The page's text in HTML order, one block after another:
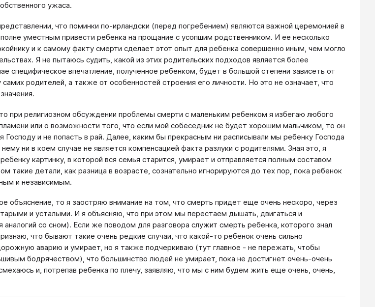
ужаса.
что поминки по-ирландски (перед погребением) являются важной церемонией в
уместным привести ребенка на прощание с усопшим родственником. И ее несколько
и к самому факту смерти сделает этот опыт для ребенка совершенно иным, чем могло
Я не пытаюсь судить, какой из этих родительских подходов является более
специфическое впечатление, полученное ребенком, будет в большой степени зависеть от
родителей, а также от особенностей строения его личности. Но это не означает, что
при религиозном обсуждении проблемы смерти с маленьким ребенком я избегаю любого
или о возможности того, что если мой собеседник не будет хорошим мальчиком, то он
Господу и не попасть в рай. Далее, каким бы прекрасным ни расписывали мы ребенку Господа
ни в коем случае не является компенсацией факта разлуки с родителями. Зная это, я
картинку, в которой вся семья старится, умирает и отправляется полным составом
такие детали, как разница в возрасте, сознательно игнорируются до тех пор, пока ребенок
и независимым.
объяснение, то я заостряю внимание на том, что смерть придет еще очень нескоро, через
и усталыми. И я объясняю, что при этом мы перестаем дышать, двигаться и
аналогий со сном). Если же поводом для разговора служит смерть ребенка, которого знал
что бывают такие очень редкие случаи, что какой-то ребенок очень сильно
аварию и умирает, но я также подчеркиваю (тут главное - не пережать, чтобы
бодрячеством), что большинство людей не умирает, пока не достигнет очень-очень
и, потрепав ребенка по плечу, заявляю, что мы с ним будем жить еще очень, очень,